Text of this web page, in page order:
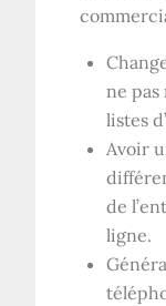
ne
listes
Avoir
de
ligne.